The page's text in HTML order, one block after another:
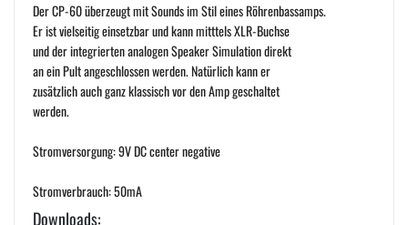
Der CP-60 überzeugt mit Sounds im Stil eines Röhrenbassamps.
Er ist vielseitig einsetzbar und kann mitttels XLR-Buchse
und der integrierten analogen Speaker Simulation direkt
an ein Pult angeschlossen werden. Natürlich kann er
zusätzlich auch ganz klassisch vor den Amp geschaltet
werden.
Stromversorgung: 9V DC center negative
Stromverbrauch: 50mA
Downloads: